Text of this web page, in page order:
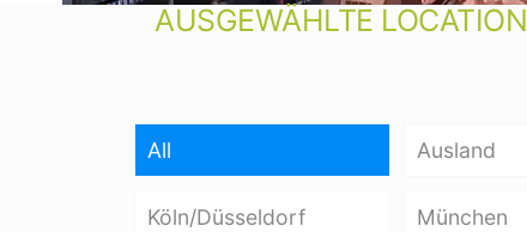
AUSGEWÄHLTE
All Ausland
Köln/Düsseldorf München